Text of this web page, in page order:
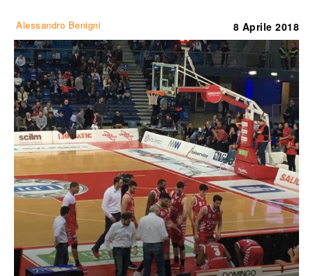
Alessandro Benigni 8 Aprile 2018